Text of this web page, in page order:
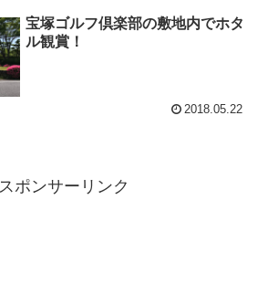
宝塚ゴルフ倶楽部の敷地内でホタ
ル観賞！
2018.05.22
スポンサーリンク